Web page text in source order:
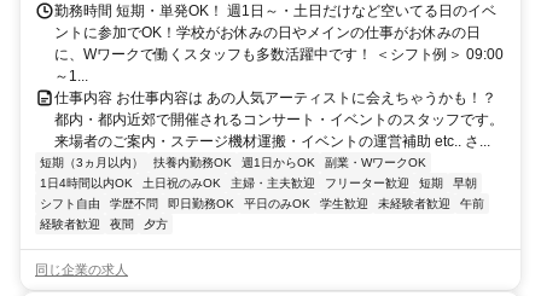
勤務時間 短期・単発OK！ 週1日～・土日だけなど空いてる日のイベ
ントに参加でOK！学校がお休みの日やメインの仕事がお休みの日
に、Wワークで働くスタッフも多数活躍中です！ ＜シフト例＞ 09:00
～1...
仕事内容 お仕事内容は あの人気アーティストに会えちゃうかも！？
都内・都内近郊で開催されるコンサート・イベントのスタッフです。
来場者のご案内・ステージ機材運搬・イベントの運営補助 etc.. さ...
短期（3ヵ月以内） 扶養内勤務OK 週1日からOK
副業・WワークOK
1日4時間以内OK
土日祝のみOK 主婦・主夫歓迎 フリーター歓迎 短期
早朝
シフト自由
学歴不問 即日勤務OK 平日のみOK 学生歓迎 未経験者歓迎
午前
経験者歓迎
夜間 夕方
同じ企業の求人